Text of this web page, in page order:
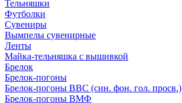
Тельняшки
Футболки
Сувениры
Вымпелы сувенирные
Ленты
Майка-тельняшка с вышивкой
Брелок
Брелок-погоны
Брелок-погоны ВВС (син. фон. гол. просв.)
Брелок-погоны ВМФ